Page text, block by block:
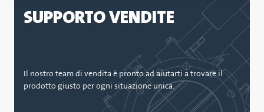
SUPPORTO VENDITE
Il nostro team di vendita è pronto ad aiutarti a trovare il
prodotto giusto per ogni situazione unica.